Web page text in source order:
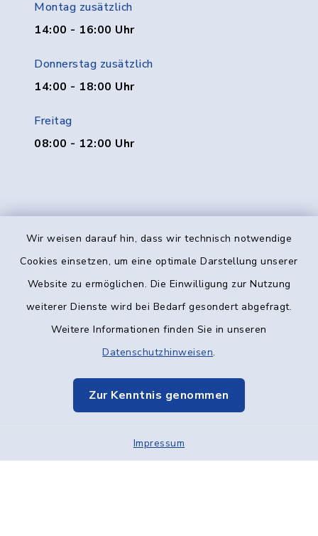
Wir weisen darauf hin, dass wir technisch notwendige
Cookies einsetzen, um eine optimale Darstellung unserer
Website zu ermöglichen. Die Einwilligung zur Nutzung
weiterer Dienste wird bei Bedarf gesondert abgefragt.
Weitere Informationen finden Sie in unseren
Datenschutzhinweisen.
Zur Kenntnis genommen
Impressum
Montag zusätzlich
14:00 - 16:00 Uhr
Donnerstag zusätzlich
14:00 - 18:00 Uhr
Freitag
08:00 - 12:00 Uhr
Kontakt
Datenschutz
Elektronische Kommunikation
Sitemap